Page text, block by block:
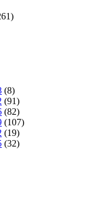
(8)
(91)
(82)
(107)
(19)
(32)